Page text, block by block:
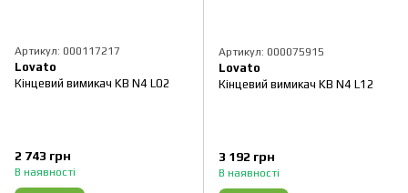
Артикул: 000117217
Lovato
Кінцевий вимикач KB N4 L02
2 743 грн
В наявності
Артикул: 000075915
Lovato
Кінцевий вимикач KB N4 L12
3 192 грн
В наявності